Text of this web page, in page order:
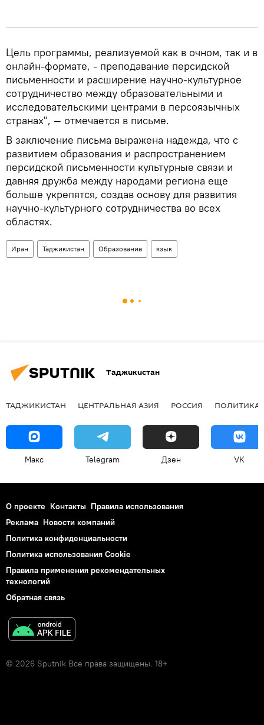
Цель программы, реализуемой как в очном, так и в
онлайн-формате, - преподавание персидской
письменности и расширение научно-культурное
сотрудничество между образовательными и
исследовательскими центрами в персоязычных
странах", — отмечается в письме.
В заключение письма выражена надежда, что с
развитием образования и распространением
персидской письменности культурные связи и
давняя дружба между народами региона еще
больше укрепятся, создав основу для развития
научно-культурного сотрудничества во всех
областях.
Иран Таджикистан Образование язык
Таджикистан
ТАДЖИКИСТАН ЦЕНТРАЛЬНАЯ АЗИЯ РОССИЯ ПОЛИТИКА
Макс Telegram Дзен VK
О проекте Контакты Правила использования
Реклама Новости компаний
Политика конфиденциальности
Политика использования Cookie
Правила применения рекомендательных
технологий
Обратная связь
© 2026 Sputnik Все права защищены. 18+